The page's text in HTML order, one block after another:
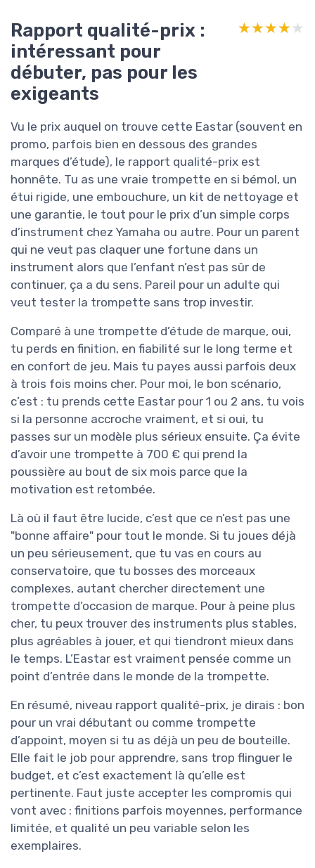
Rapport qualité-prix :
intéressant pour
débuter, pas pour les
exigeants
★★★★★
★★★★★
Vu le prix auquel on trouve cette Eastar (souvent en
promo, parfois bien en dessous des grandes
marques d’étude), le rapport qualité-prix est
honnête. Tu as une vraie trompette en si bémol, un
étui rigide, une embouchure, un kit de nettoyage et
une garantie, le tout pour le prix d’un simple corps
d’instrument chez Yamaha ou autre. Pour un parent
qui ne veut pas claquer une fortune dans un
instrument alors que l’enfant n’est pas sûr de
continuer, ça a du sens. Pareil pour un adulte qui
veut tester la trompette sans trop investir.
Comparé à une trompette d’étude de marque, oui,
tu perds en finition, en fiabilité sur le long terme et
en confort de jeu. Mais tu payes aussi parfois deux
à trois fois moins cher. Pour moi, le bon scénario,
c’est : tu prends cette Eastar pour 1 ou 2 ans, tu vois
si la personne accroche vraiment, et si oui, tu
passes sur un modèle plus sérieux ensuite. Ça évite
d’avoir une trompette à 700 € qui prend la
poussière au bout de six mois parce que la
motivation est retombée.
Là où il faut être lucide, c’est que ce n’est pas une
"bonne affaire" pour tout le monde. Si tu joues déjà
un peu sérieusement, que tu vas en cours au
conservatoire, que tu bosses des morceaux
complexes, autant chercher directement une
trompette d’occasion de marque. Pour à peine plus
cher, tu peux trouver des instruments plus stables,
plus agréables à jouer, et qui tiendront mieux dans
le temps. L’Eastar est vraiment pensée comme un
point d’entrée dans le monde de la trompette.
En résumé, niveau rapport qualité-prix, je dirais : bon
pour un vrai débutant ou comme trompette
d’appoint, moyen si tu as déjà un peu de bouteille.
Elle fait le job pour apprendre, sans trop flinguer le
budget, et c’est exactement là qu’elle est
pertinente. Faut juste accepter les compromis qui
vont avec : finitions parfois moyennes, performance
limitée, et qualité un peu variable selon les
exemplaires.